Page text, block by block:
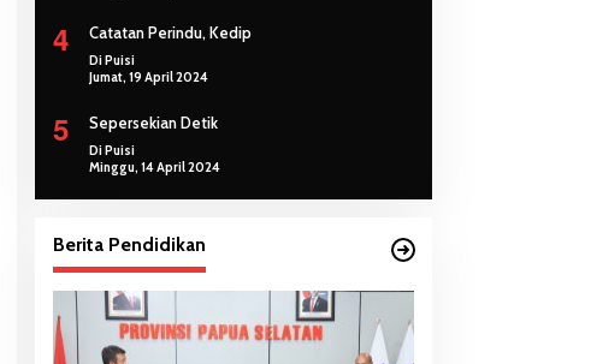
4 Catatan Perindu, Kedip
Di Puisi
Jumat, 19 April 2024
5 Sepersekian Detik
Di Puisi
Minggu, 14 April 2024
Berita Pendidikan